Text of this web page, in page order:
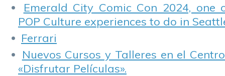
Emerald City Comic Con 2024,
POP Culture experiences to do in
Ferrari
Nuevos Cursos y Talleres en el
«Disfrutar Películas».